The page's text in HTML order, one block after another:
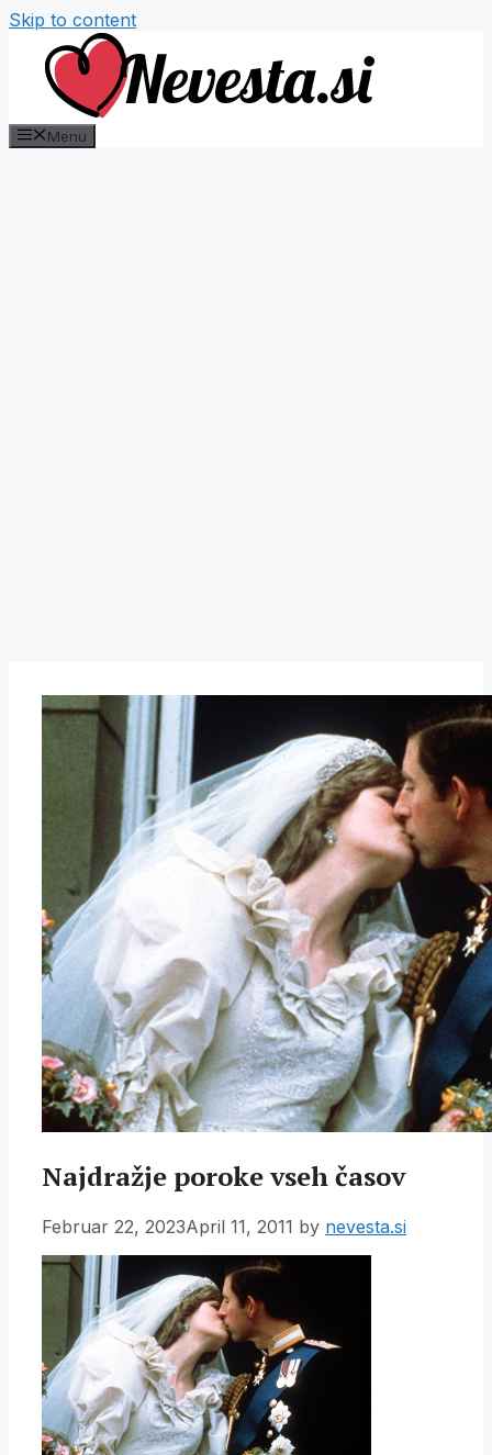
Skip to content
Menu
Najdražje poroke vseh časov
Februar 22, 2023April 11, 2011 by nevesta.si